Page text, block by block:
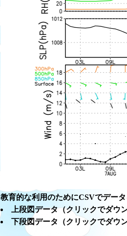
教育的な利用のためにCSVでデー
上段図データ（クリックでダウ
下段図データ（クリックでダウ